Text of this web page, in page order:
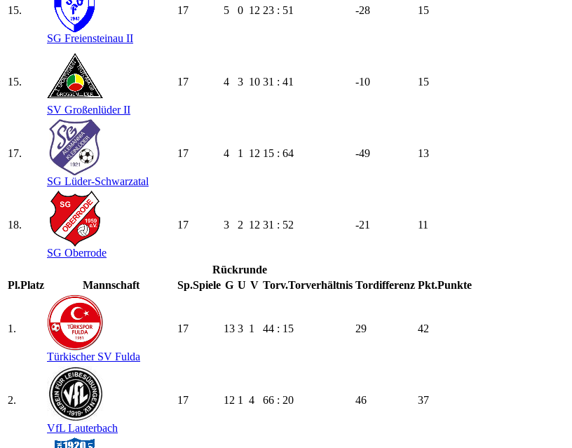
15.
SG Freiensteinau II
17 5 0 12 23 : 51 -28 15
15.
SV Großenlüder II
17 4 3 10 31 : 41 -10 15
17.
SG Lüder-Schwarzatal
17 4 1 12 15 : 64 -49 13
18.
SG Oberrode
17 3 2 12 31 : 52 -21 11
Rückrunde
Pl.Platz Mannschaft Sp.Spiele G U V Torv.Torverhältnis Tordifferenz Pkt.Punkte
1.
Türkischer SV Fulda
17 13 3 1 44 : 15 29 42
2.
VfL Lauterbach
17 12 1 4 66 : 20 46 37